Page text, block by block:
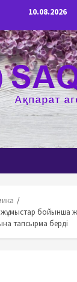
10.08.2026
бойынша
тапсырма берді